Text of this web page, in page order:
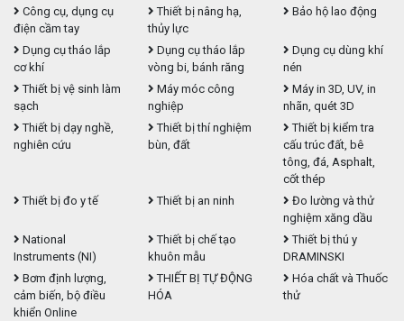
Công cụ, dụng cụ
điện cầm tay
Thiết bị nâng hạ,
thủy lực
Bảo hộ lao động
Dụng cụ tháo lắp
cơ khí
Dụng cụ tháo lắp
vòng bi, bánh răng
Dụng cụ dùng khí
nén
Thiết bị vệ sinh làm
sạch
Máy móc công
nghiệp
Máy in 3D, UV, in
nhãn, quét 3D
Thiết bị dạy nghề,
nghiên cứu
Thiết bị thí nghiệm
bùn, đất
Thiết bị kiểm tra
cấu trúc đất, bê
tông, đá, Asphalt,
cốt thép
Thiết bị đo y tế
Thiết bị an ninh
Đo lường và thử
nghiệm xăng dầu
National
Instruments (NI)
Thiết bị chế tạo
khuôn mẫu
Thiết bị thú y
DRAMINSKI
Bơm định lượng,
cảm biến, bộ điều
khiển Online
THIẾT BỊ TỰ ĐỘNG
HÓA
Hóa chất và Thuốc
thử